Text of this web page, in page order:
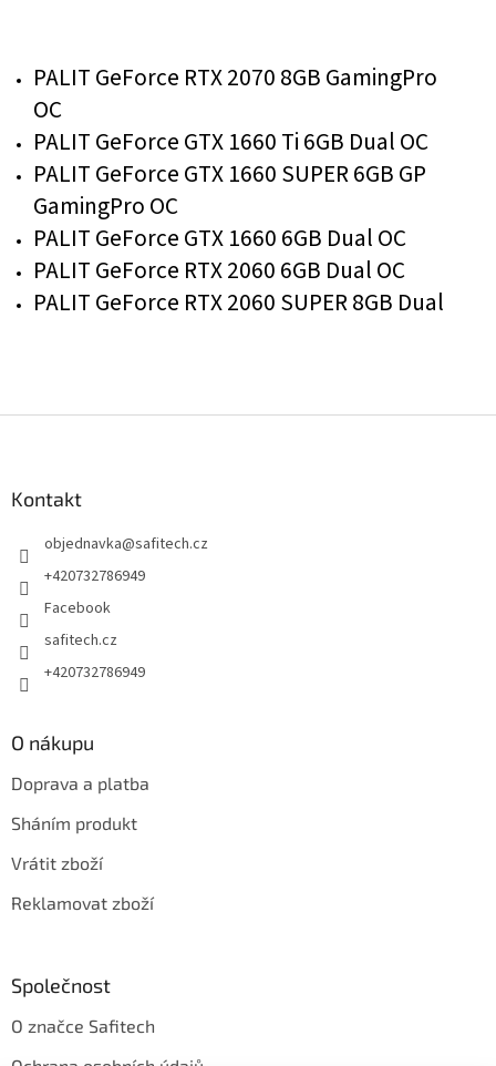
PALIT GeForce RTX 2070 8GB GamingPro
OC
PALIT GeForce GTX 1660 Ti 6GB Dual OC
PALIT GeForce GTX 1660 SUPER 6GB GP
GamingPro OC
PALIT GeForce GTX 1660 6GB Dual OC
PALIT GeForce RTX 2060 6GB Dual OC
PALIT GeForce RTX 2060 SUPER 8GB Dual
Kontakt
objednavka@safitech.cz
+420732786949
Facebook
safitech.cz
+420732786949
O nákupu
Doprava a platba
Sháním produkt
Vrátit zboží
Reklamovat zboží
Společnost
O značce Safitech